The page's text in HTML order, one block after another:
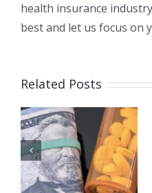
health insurance
best and let us focus on
Related Posts
Есть ли у
Medicare
франшиза